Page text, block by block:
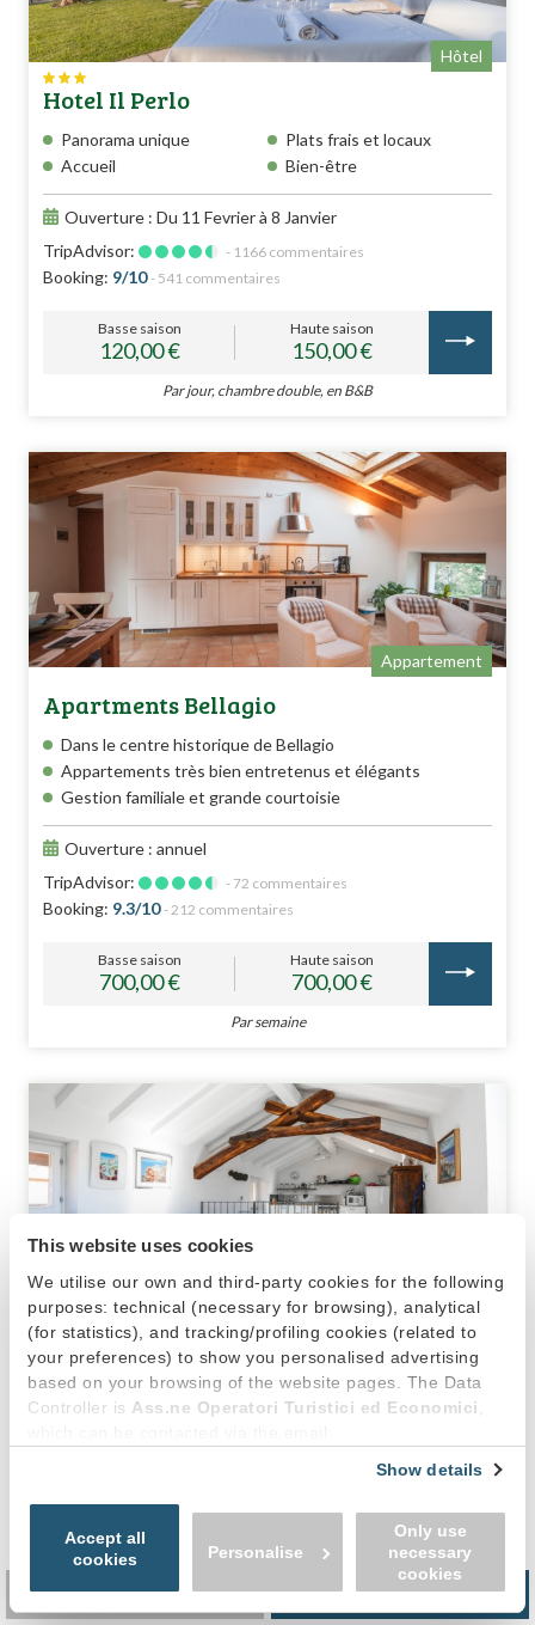
This website uses cookies
We utilise our own and third-party cookies for the following
purposes: technical (necessary for browsing), analytical
(for statistics), and tracking/profiling cookies (related to
your preferences) to show you personalised advertising
based on your browsing of the website pages. The Data
Controller is Ass.ne Operatori Turistici ed Economici
clicking “Accept all cookies”, continue by clicking “Use only
necessary cookies” or manage your preferences by
clicking “Personalise”.
In order to withdraw the consent provided previously and
to view the complete information on data processing,
please click here: “Cookie Policy”
Show details
Accept all
cookies
Personalise
Only use
necessary
cookies
Filtrer Trier
Hôtel
Hotel Il Perlo
Panorama unique
Plats frais et locaux
Accueil
Bien-être
Ouverture : Du 11 Fevrier à 8 Janvier
TripAdvisor:
- 1166 commentaires
Booking: 9/10 - 541 commentaires
Basse saison
120,00 €
Haute saison
150,00 €
Par jour, chambre double, en B&B
Appartement
Apartments Bellagio
Dans le centre historique de Bellagio
Appartements très bien entretenus et élégants
Gestion familiale et grande courtoisie
Ouverture : annuel
TripAdvisor:
- 72 commentaires
Booking: 9.3/10 - 212 commentaires
Basse saison
700,00 €
Haute saison
700,00 €
Par semaine
Appartement
Appartmenti Il Sogno Bellagio
Dans le centre de Bellagio
Solutions de 2 à 8 personnes
- 88 commentaires
Booking:8.4/10
Basse saison
595,00 €
Haute saison
700,00 €